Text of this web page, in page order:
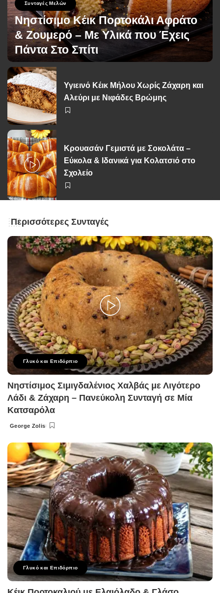
Συνταγές Μελών
Νηστίσιμο Κέικ Πορτοκάλι Αφράτο
& Ζουμερό – Με Υλικά που Έχεις
Πάντα Στο Σπίτι
Posted
by
George Zolis 20 Μαρτίου 2026
Υγιεινό Κέικ Μήλου Χωρίς Ζάχαρη και
Αλεύρι με Νιφάδες Βρώμης
Κρουασάν Γεμιστά με Σοκολάτα –
Εύκολα & Ιδανικά για Κολατσιό στο
Σχολείο
Περισσότερες Συνταγές
Γλυκό και Επιδόρπιο
Νηστίσιμος Σιμιγδαλένιος Χαλβάς με Λιγότερο
Λάδι & Ζάχαρη – Πανεύκολη Συνταγή σε Μία
Κατσαρόλα
Posted
George Zolis
Γλυκό και Επιδόρπιο